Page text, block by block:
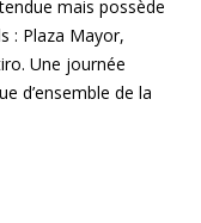
mais possède
: Plaza Mayor,
Une journée
d’ensemble de la